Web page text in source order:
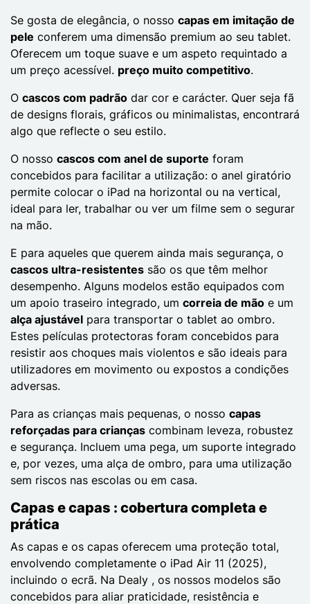
Se gosta de elegância, o nosso capas em imitação de
pele conferem uma dimensão premium ao seu tablet.
Oferecem um toque suave e um aspeto requintado a
um preço acessível. preço muito competitivo.
O cascos com padrão dar cor e carácter. Quer seja fã
de designs florais, gráficos ou minimalistas, encontrará
algo que reflecte o seu estilo.
O nosso cascos com anel de suporte foram
concebidos para facilitar a utilização: o anel giratório
permite colocar o iPad na horizontal ou na vertical,
ideal para ler, trabalhar ou ver um filme sem o segurar
na mão.
E para aqueles que querem ainda mais segurança, o
cascos ultra-resistentes são os que têm melhor
desempenho. Alguns modelos estão equipados com
um apoio traseiro integrado, um correia de mão e um
alça ajustável para transportar o tablet ao ombro.
Estes películas protectoras foram concebidos para
resistir aos choques mais violentos e são ideais para
utilizadores em movimento ou expostos a condições
adversas.
Para as crianças mais pequenas, o nosso capas
reforçadas para crianças combinam leveza, robustez
e segurança. Incluem uma pega, um suporte integrado
e, por vezes, uma alça de ombro, para uma utilização
sem riscos nas escolas ou em casa.
Capas e capas : cobertura completa e
prática
As capas e os capas oferecem uma proteção total,
envolvendo completamente o iPad Air 11 (2025),
incluindo o ecrã. Na Dealy , os nossos modelos são
concebidos para aliar praticidade, resistência e